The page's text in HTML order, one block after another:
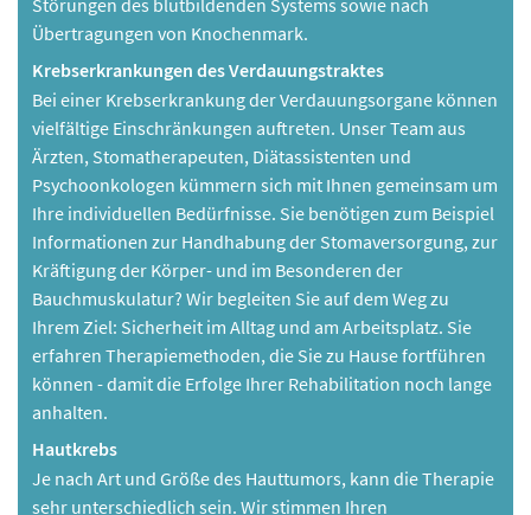
Übertragungen von Knochenmark.
Krebserkrankungen des Verdauungstraktes
Bei einer Krebserkrankung der Verdauungsorgane können
vielfältige Einschränkungen auftreten. Unser Team aus
Ärzten, Stomatherapeuten, Diätassistenten und
Psychoonkologen kümmern sich mit Ihnen gemeinsam um
Ihre individuellen Bedürfnisse. Sie benötigen zum Beispiel
Informationen zur Handhabung der Stomaversorgung, zur
Kräftigung der Körper- und im Besonderen der
Bauchmuskulatur? Wir begleiten Sie auf dem Weg zu
Ihrem Ziel: Sicherheit im Alltag und am Arbeitsplatz. Sie
erfahren Therapiemethoden, die Sie zu Hause fortführen
können - damit die Erfolge Ihrer Rehabilitation noch lange
anhalten.
Hautkrebs
Je nach Art und Größe des Hauttumors, kann die Therapie
sehr unterschiedlich sein. Wir stimmen Ihren